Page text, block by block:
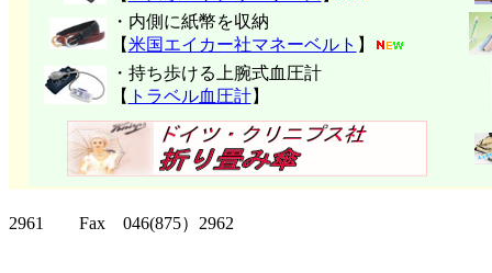
・内側に紙幣を収納
【米国エイカー社マネーベルト 】
・持ち歩ける上腕式血圧計
【 トラベル血圧計】
2961 Fax 046(875）2962